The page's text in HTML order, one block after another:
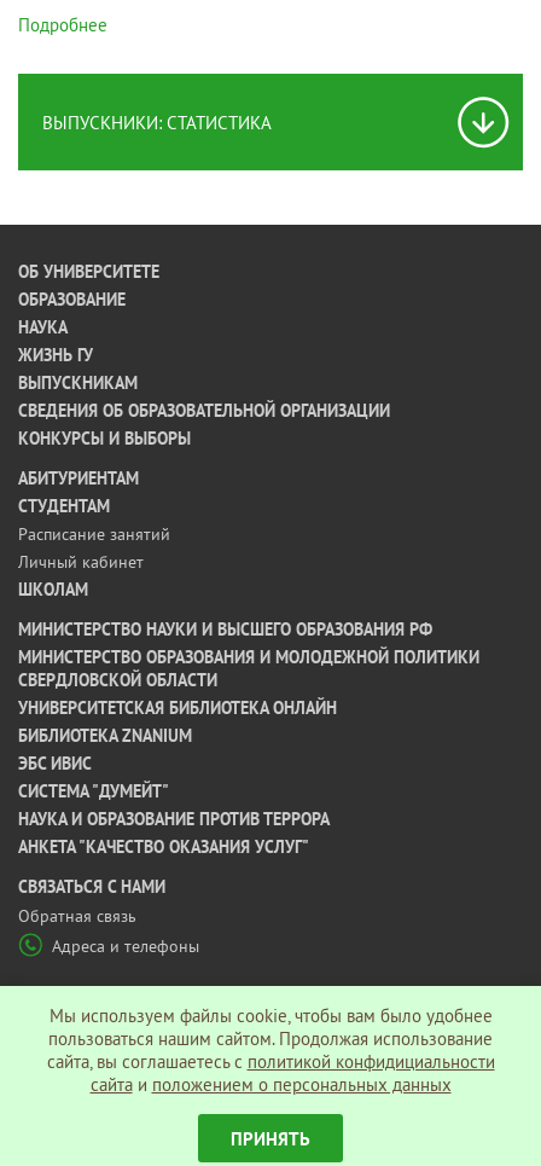
Подробнее
ВЫПУСКНИКИ: СТАТИСТИКА
ОБ УНИВЕРСИТЕТЕ
ОБРАЗОВАНИЕ
НАУКА
ЖИЗНЬ ГУ
ВЫПУСКНИКАМ
СВЕДЕНИЯ ОБ ОБРАЗОВАТЕЛЬНОЙ ОРГАНИЗАЦИИ
КОНКУРСЫ И ВЫБОРЫ
АБИТУРИЕНТАМ
СТУДЕНТАМ
Расписание занятий
Личный кабинет
ШКОЛАМ
МИНИСТЕРСТВО НАУКИ И ВЫСШЕГО ОБРАЗОВАНИЯ РФ
МИНИСТЕРСТВО ОБРАЗОВАНИЯ И МОЛОДЕЖНОЙ ПОЛИТИКИ
СВЕРДЛОВСКОЙ ОБЛАСТИ
УНИВЕРСИТЕТСКАЯ БИБЛИОТЕКА ОНЛАЙН
БИБЛИОТЕКА ZNANIUM
ЭБС ИВИС
СИСТЕМА "ДУМЕЙТ"
НАУКА И ОБРАЗОВАНИЕ ПРОТИВ ТЕРРОРА
АНКЕТА "КАЧЕСТВО ОКАЗАНИЯ УСЛУГ"
CВЯЗАТЬСЯ С НАМИ
Обратная связь
Адреса и телефоны
Политика конфиденциальности
© АНО ВО «Гуманитарный университет», 2026 г.
Мы используем файлы cookie, чтобы вам было удобнее
пользоваться нашим сайтом. Продолжая использование
сайта, вы соглашаетесь c политикой конфидициальности
сайтаи положением о персональных данных
ПРИНЯТЬ